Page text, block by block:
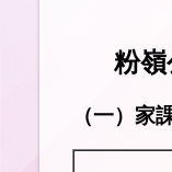
粉
（一） 家